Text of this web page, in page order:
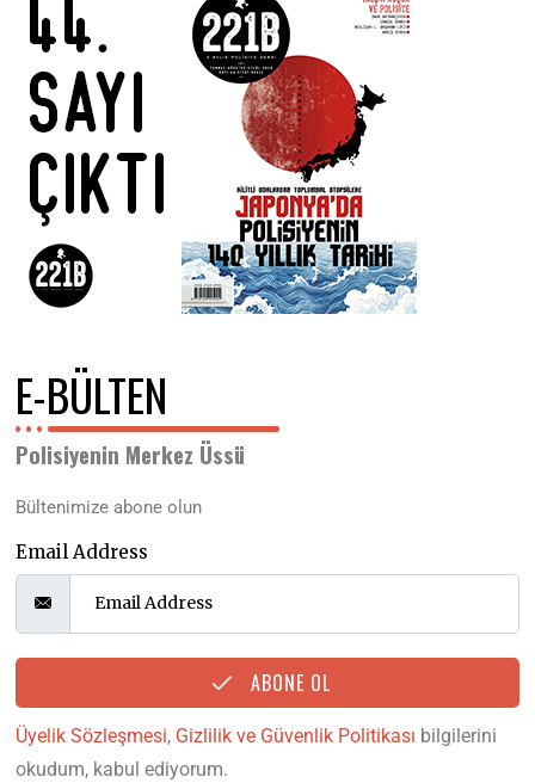
E-BÜLTEN
Polisiyenin Merkez Üssü
Bültenimize abone olun
Email Address
ABONE OL
Üyelik Sözleşmesi, Gizlilik ve Güvenlik Politikası bilgilerini
okudum, kabul ediyorum.